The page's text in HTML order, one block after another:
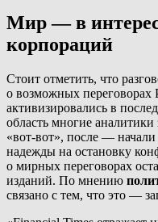
Мир — в
корпораций
Стоит отметить, что
о возможных
активизировались в
область многие
«вот-вот», после —
надежды на остановку
о мирных переговорах
изданий. По мнению
связано с тем, что это —